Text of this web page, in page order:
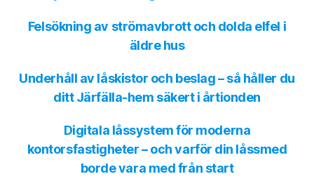
Felsökning av strömavbrott och dolda elfel i
äldre hus
Underhåll av låskistor och beslag – så håller du
ditt Järfälla-hem säkert i årtionden
Digitala låssystem för moderna
kontorsfastigheter – och varför din låssmed
borde vara med från start